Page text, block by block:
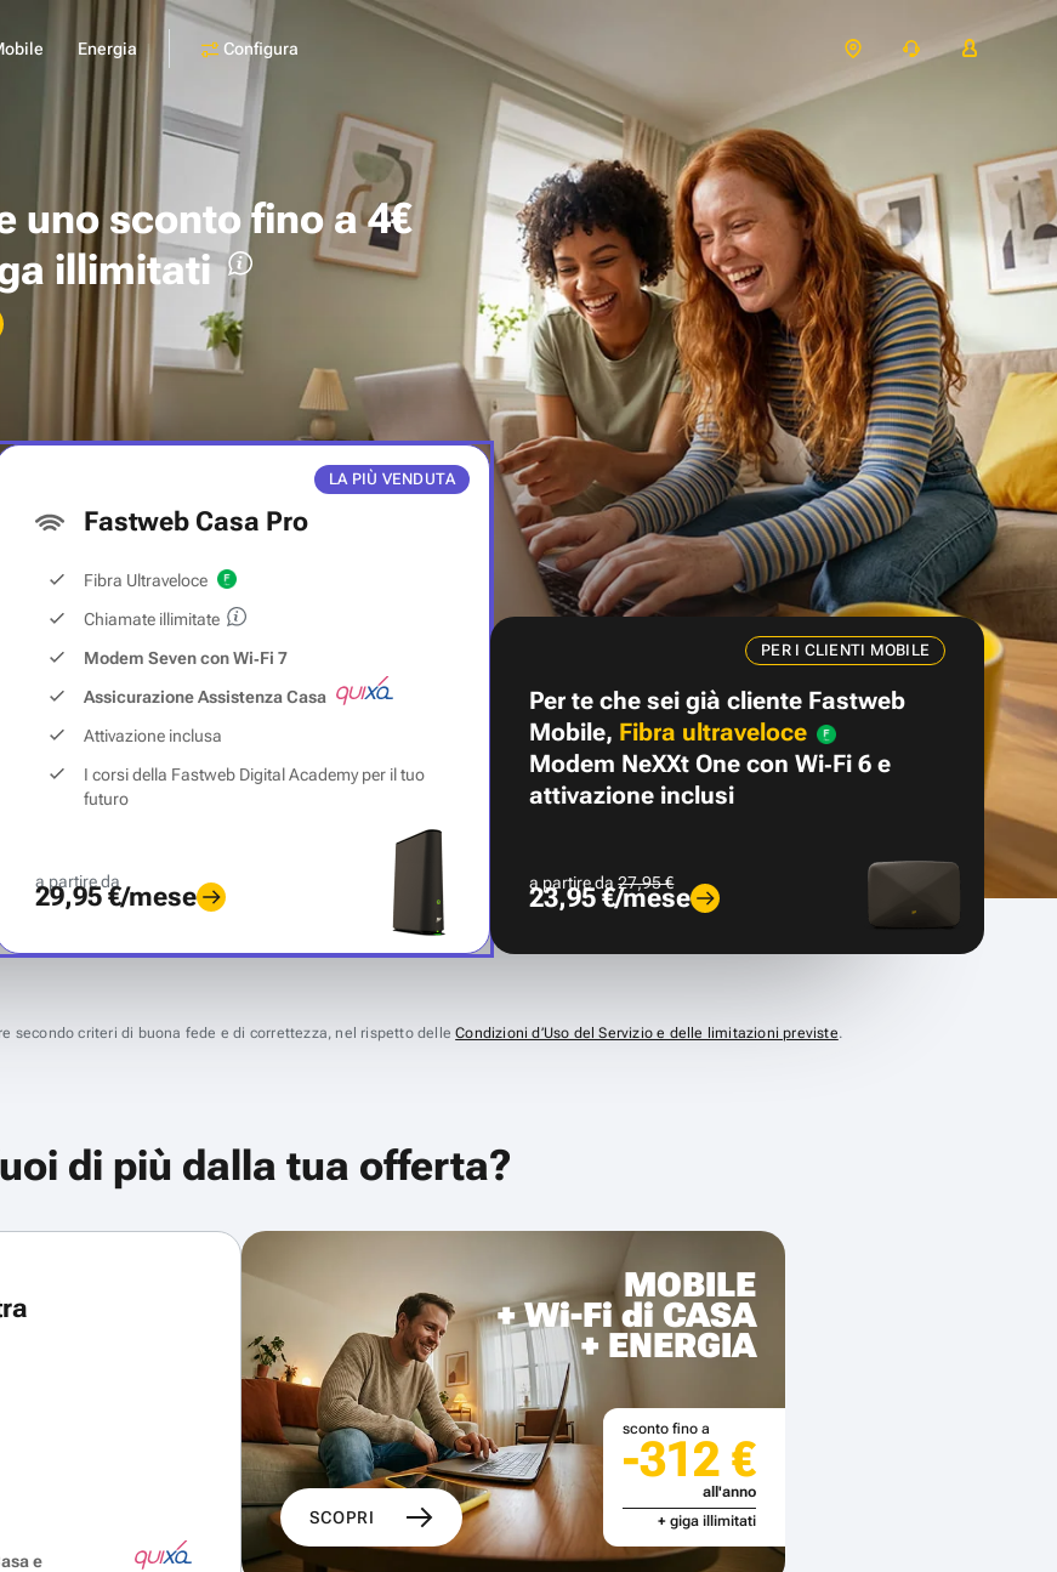
Energia Configura
unosconto fino a 4€
illimitati
LA PIÙ VENDUTA
Fastweb Casa Pro
Fibra Ultraveloce
Chiamate illimitate
Modem Seven con Wi‑Fi 7
Assicurazione Assistenza Casa
Attivazione inclusa
I corsi della Fastweb Digital Academy per il tuo
futuro
a partire da
29,95 €/mese
PER I CLIENTI MOBILE
Per te che sei già cliente Fastweb
Mobile, Fibra ultraveloce
Modem NeXXt One con Wi‑Fi 6 e
attivazione inclusi
a partire da27,95 €
23,95 €/mese
secondo criteri di buona fede e di correttezza, nel rispetto delleCondizioni d’Uso del Servizio e delle limitazioni previste.
di più dalla tua offerta?
e
MOBILE
+ Wi-Fi di CASA
+ ENERGIA
SCOPRI
sconto fino a
-312 €
all'anno
+ giga illimitati